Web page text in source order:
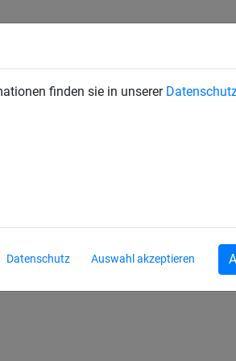
finden sie in unserer
Datenschutz Auswahl akzeptieren
SEILSPIELGERÄTE